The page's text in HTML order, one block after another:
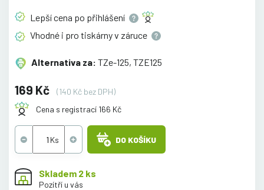
Lepší cena po přihlášení
Vhodné i pro tiskárny v záruce
Alternativa za: TZe-125, TZE125
169 Kč
(140 Kč bez DPH)
Cena s registrací 166 Kč
DO KOŠÍKU
Skladem 2 ks
Pozítří u vás